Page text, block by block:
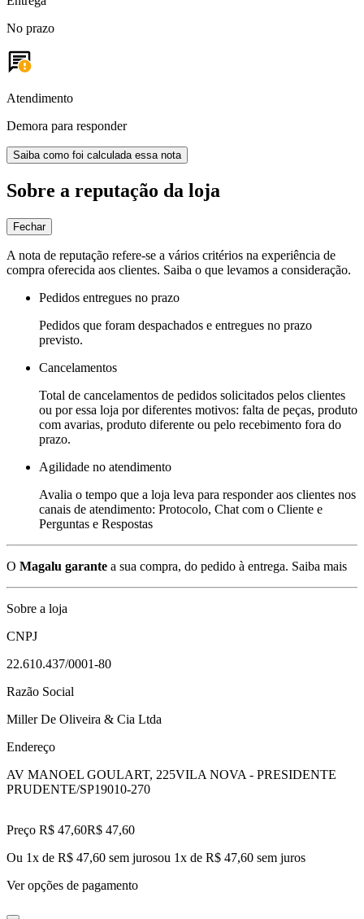
No prazo
Atendimento
Demora para responder
Saiba como foi calculada essa nota
Sobre a reputação da loja
Fechar
A nota de reputação refere-se a vários critérios na experiência de
compra oferecida aos clientes. Saiba o que levamos a consideração.
Pedidos entregues no prazo
Pedidos que foram despachados e entregues no prazo
previsto.
Cancelamentos
Total de cancelamentos de pedidos solicitados pelos clientes
ou por essa loja por diferentes motivos: falta de peças, produto
com avarias, produto diferente ou pelo recebimento fora do
prazo.
Agilidade no atendimento
Avalia o tempo que a loja leva para responder aos clientes nos
canais de atendimento: Protocolo, Chat com o Cliente e
Perguntas e Respostas
O Magalu garante a sua compra, do pedido à entrega. Saiba mais
Sobre a loja
CNPJ
22.610.437/0001-80
Razão Social
Miller De Oliveira & Cia Ltda
Endereço
AV MANOEL GOULART, 225VILA NOVA - PRESIDENTE
PRUDENTE/SP19010-270
Preço R$ 47,60R$ 47,60
Ou 1x de R$ 47,60 sem jurosou 1x de R$ 47,60 sem juros
Ver opções de pagamento